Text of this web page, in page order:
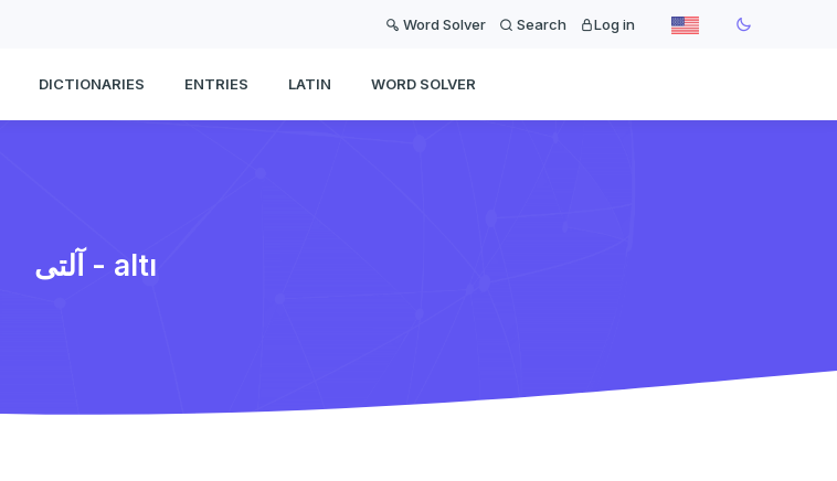
Word Solver Search Log in
DICTIONARIES ENTRIES LATIN WORD SOLVER
آلتی - altı